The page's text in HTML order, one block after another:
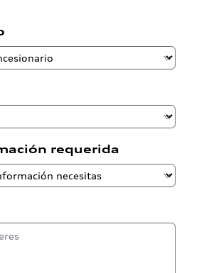
requerida